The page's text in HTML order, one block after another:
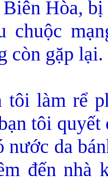
Hòa,
chuộc
còn gặp lại.
tôi làm rể
tôi
nước da
đến nhà